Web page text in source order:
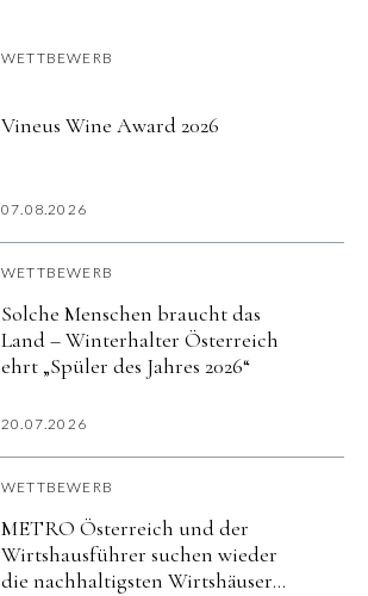
WETTBEWERB
Vineus Wine Award 2026
07.08.2026
WETTBEWERB
Solche Menschen braucht das
Land – Winterhalter Österreich
ehrt „Spüler des Jahres 2026“
20.07.2026
WETTBEWERB
METRO Österreich und der
Wirtshausführer suchen wieder
die nachhaltigsten Wirtshäuser